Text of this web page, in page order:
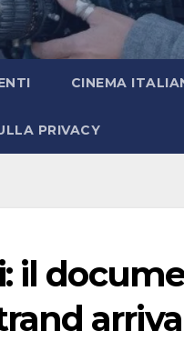
CINEMA
PRIVACY
il